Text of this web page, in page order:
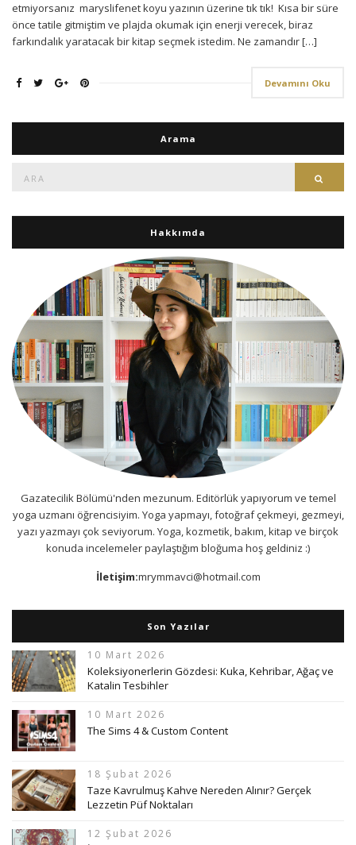
etmiyorsanız maryslifenet koyu yazının üzerine tık tık! Kısa bir süre
önce tatile gitmiştim ve plajda okumak için enerji verecek, biraz
farkındalık yaratacak bir kitap seçmek istedim. Ne zamandır […]
Devamını Oku
Arama
Hakkımda
Gazatecilik Bölümü'nden mezunum. Editörlük yapıyorum ve temel
yoga uzmanı öğrencisiyim. Yoga yapmayı, fotoğraf çekmeyi, gezmeyi,
yazı yazmayı çok seviyorum. Yoga, kozmetik, bakım, kitap ve birçok
konuda incelemeler paylaştığım bloğuma hoş geldiniz :)
İletişim:mrymmavci@hotmail.com
Son Yazılar
10 Mart 2026
Koleksiyonerlerin Gözdesi: Kuka, Kehribar, Ağaç ve
Katalin Tesbihler
10 Mart 2026
The Sims 4 & Custom Content
18 Şubat 2026
Taze Kavrulmuş Kahve Nereden Alınır? Gerçek
Lezzetin Püf Noktaları
12 Şubat 2026